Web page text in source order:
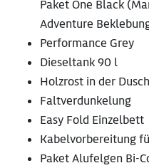
Paket One Black
Adventure
Performance Grey
Dieseltank 90 l
Holzrost in der
Faltverdunkelung
Easy Fold Einzelbett
Kabelvorbereitung
Paket Alufelgen Bi-